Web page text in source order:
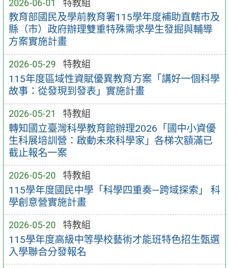
2026-06-01 特教組
教育部國民及學前教育署115學年度補助直轄市及
縣（市）政府辦理雙重特殊需求學生發掘與輔導
方案實施計畫
2026-05-29 特教組
115年度區域性資賦優異教育方案「講好一個科學
故事：從發現到發表」實施計畫
2026-05-21 特教組
轉知國立臺灣科學教育館辦理2026「國中小資優
生科展培訓營：啟動未來科學家」各梯次額滿已
截止報名一案
2026-05-20 特教組
115學年度國民中學「科學四重奏—跨域探索」 科
學創意營實施計畫
2026-05-20 特教組
115學年度高級中等學校藝術才能班特色招生甄選
入學聯合分發報名